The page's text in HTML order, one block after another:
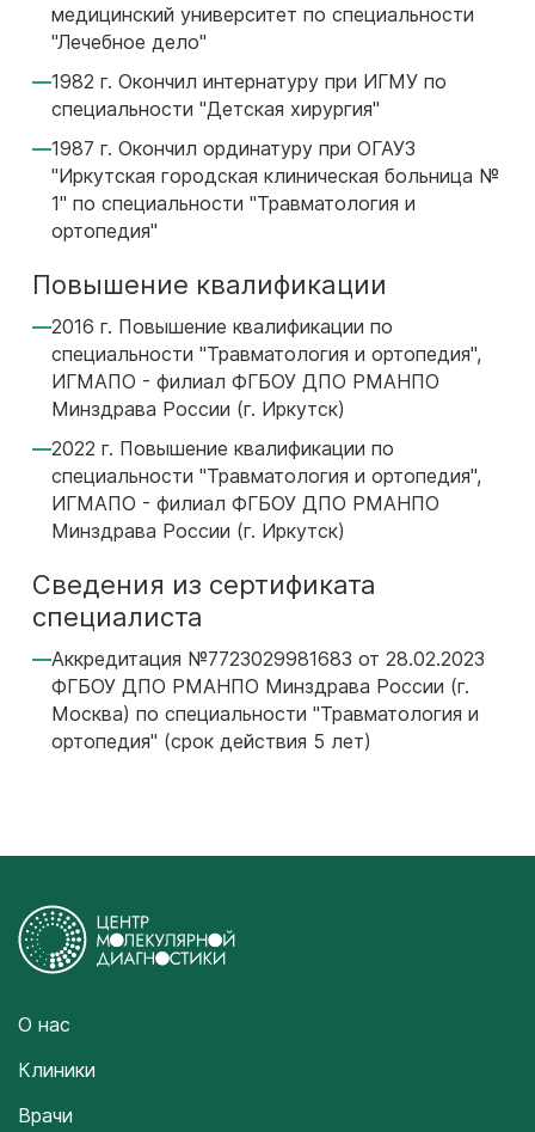
медицинский университет по специальности
"Лечебное дело"
1982 г. Окончил интернатуру при ИГМУ по
специальности "Детская хирургия"
1987 г. Окончил ординатуру при ОГАУЗ
"Иркутская городская клиническая больница №
1" по специальности "Травматология и
ортопедия"
Повышение квалификации
2016 г. Повышение квалификации по
специальности "Травматология и ортопедия",
ИГМАПО - филиал ФГБОУ ДПО РМАНПО
Минздрава России (г. Иркутск)
2022 г. Повышение квалификации по
специальности "Травматология и ортопедия",
ИГМАПО - филиал ФГБОУ ДПО РМАНПО
Минздрава России (г. Иркутск)
Сведения из сертификата
специалиста
Аккредитация №7723029981683 от 28.02.2023
ФГБОУ ДПО РМАНПО Минздрава России (г.
Москва) по специальности "Травматология и
ортопедия" (срок действия 5 лет)
О нас
Клиники
Врачи